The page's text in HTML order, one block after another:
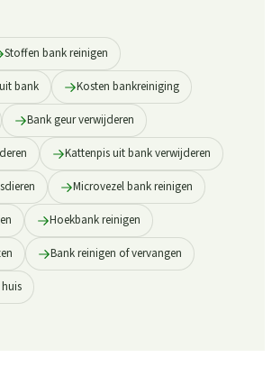
Stoffen bank reinigen
bank Kosten bankreiniging
Bank geur verwijderen
Kattenpis uit bank verwijderen
Microvezel bank reinigen
Hoekbank reinigen
Bank reinigen of vervangen